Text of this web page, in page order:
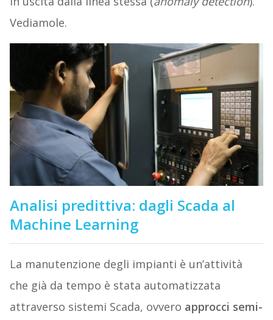
Vediamole.
Analisi predittiva: dagli Scada al
Machine Learning
La manutenzione degli impianti è un’attività
che già da tempo è stata automatizzata
attraverso sistemi Scada, ovvero approcci semi-